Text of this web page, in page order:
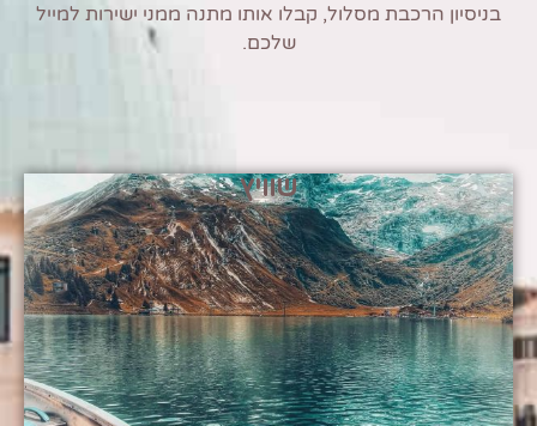
בניסיון הרכבת מסלול, קבלו אותו מתנה ממני ישירות למייל
שלכם.
שוויץ